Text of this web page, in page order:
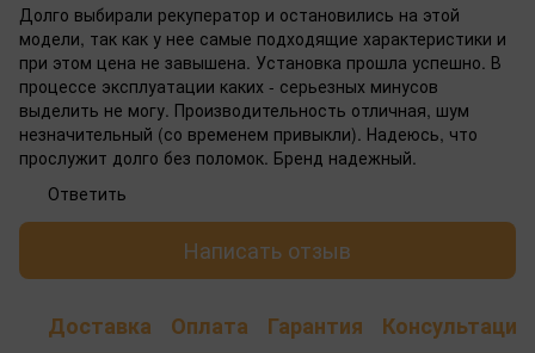
Долго выбирали рекуператор и остановились на этой
модели, так как у нее самые подходящие характеристики и
при этом цена не завышена. Установка прошла успешно. В
процессе эксплуатации каких - серьезных минусов
выделить не могу. Производительность отличная, шум
незначительный (со временем привыкли). Надеюсь, что
прослужит долго без поломок. Бренд надежный.
Ответить
Написать отзыв
Доставка Оплата Гарантия Консультация